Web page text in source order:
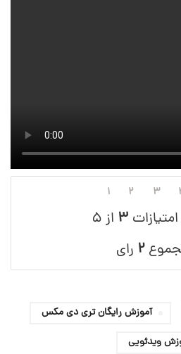
۱ ۲ ۳
۳ از ۵
۲ رای
آموزش رایگان تری دی مکس
ویدئویی